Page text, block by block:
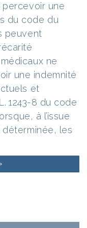
une
du code du
peuvent
ne
une indemnité
et
1243-8 du code
à l’issue
déterminée, les